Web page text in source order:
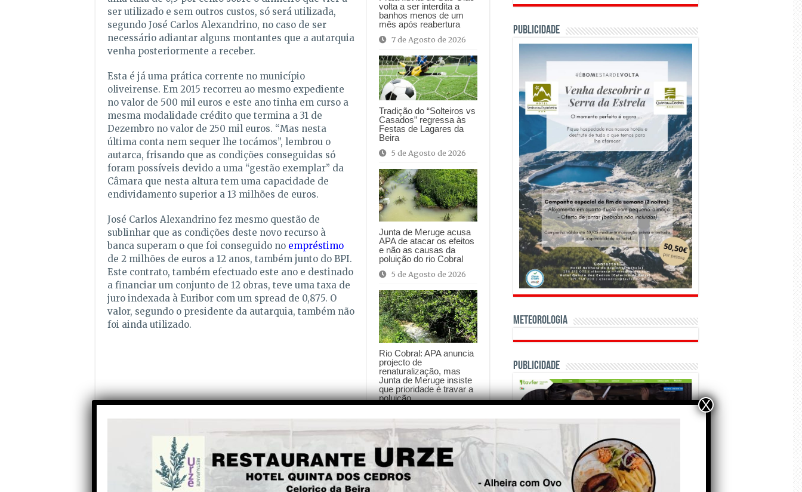
volta a ser interdita a
banhos menos de um
mês após reabertura
7 de Agosto de 2026
Tradição do “Solteiros vs
Casados” regressa às
Festas de Lagares da
Beira
5 de Agosto de 2026
Junta de Meruge acusa
APA de atacar os efeitos
e não as causas da
poluição do rio Cobral
5 de Agosto de 2026
Rio Cobral: APA anuncia
projecto de
renaturalização, mas
Junta de Meruge insiste
que prioridade é travar a
poluição
ser utilizado e sem outros custos, só será utilizada,
segundo José Carlos Alexandrino, no caso de ser
necessário adiantar alguns montantes que a autarquia
venha posteriormente a receber.
Esta é já uma prática corrente no município
oliveirense. Em 2015 recorreu ao mesmo expediente
no valor de 500 mil euros e este ano tinha em curso a
mesma modalidade crédito que termina a 31 de
Dezembro no valor de 250 mil euros. “Mas nesta
última conta nem sequer lhe tocámos”, lembrou o
autarca, frisando que as condições conseguidas só
foram possíveis devido a uma “gestão exemplar” da
Câmara que nesta altura tem uma capacidade de
endividamento superior a 13 milhões de euros.
José Carlos Alexandrino fez mesmo questão de
sublinhar que as condições deste novo recurso à
banca superam o que foi conseguido no empréstimo
de 2 milhões de euros a 12 anos, também junto do BPI.
Este contrato, também efectuado este ano e destinado
a financiar um conjunto de 12 obras, teve uma taxa de
juro indexada à Euribor com um spread de 0,875. O
valor, segundo o presidente da autarquia, também não
foi ainda utilizado.
Partilhe com os seus amigos nas redes sociais!
PUBLICIDADE
Meteorologia
Publicidade
X